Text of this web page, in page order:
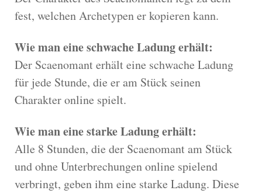
fest, welchen Archetypen er kopieren kann.
Wie man eine schwache Ladung erhält:
Der Scaenomant erhält eine schwache Ladung
für jede Stunde, die er am Stück seinen
Charakter online spielt.
Wie man eine starke Ladung erhält:
Alle 8 Stunden, die der Scaenomant am Stück
und ohne Unterbrechungen online spielend
verbringt, geben ihm eine starke Ladung. Diese